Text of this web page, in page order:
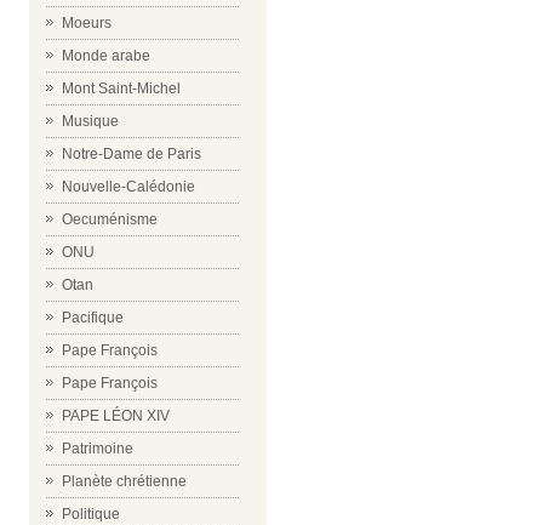
Moeurs
Monde arabe
Mont Saint-Michel
Musique
Notre-Dame de Paris
Nouvelle-Calédonie
Oecuménisme
ONU
Otan
Pacifique
Pape François
Pape François
PAPE LÉON XIV
Patrimoine
Planète chrétienne
Politique